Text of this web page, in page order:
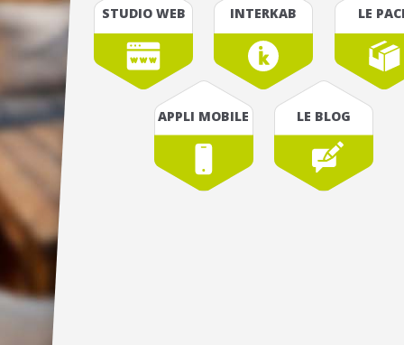
STUDIO WEB INTERKAB LE
APPLI MOBILE LE BLOG